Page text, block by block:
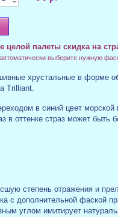
целой палеты скидка на
выберите нужную
хрустальные в форме
Trilliant.
в синий цвет
оттенке страз может быть
степень отражения и
с дополнительной фаской
углом имитирует